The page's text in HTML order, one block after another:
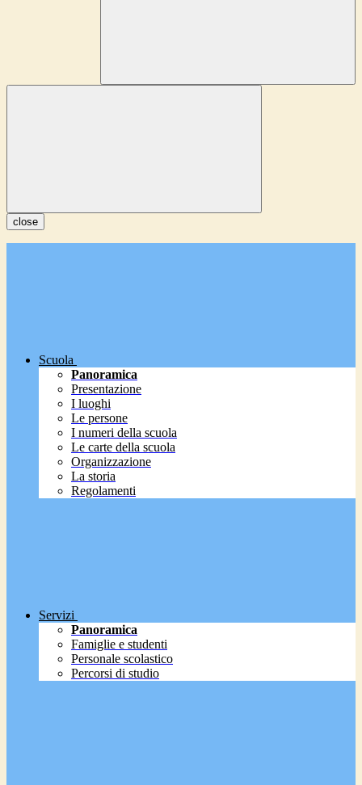
close
Scuola
Panoramica
Presentazione
I luoghi
Le persone
I numeri della scuola
Le carte della scuola
Organizzazione
La storia
Regolamenti
Servizi
Panoramica
Famiglie e studenti
Personale scolastico
Percorsi di studio